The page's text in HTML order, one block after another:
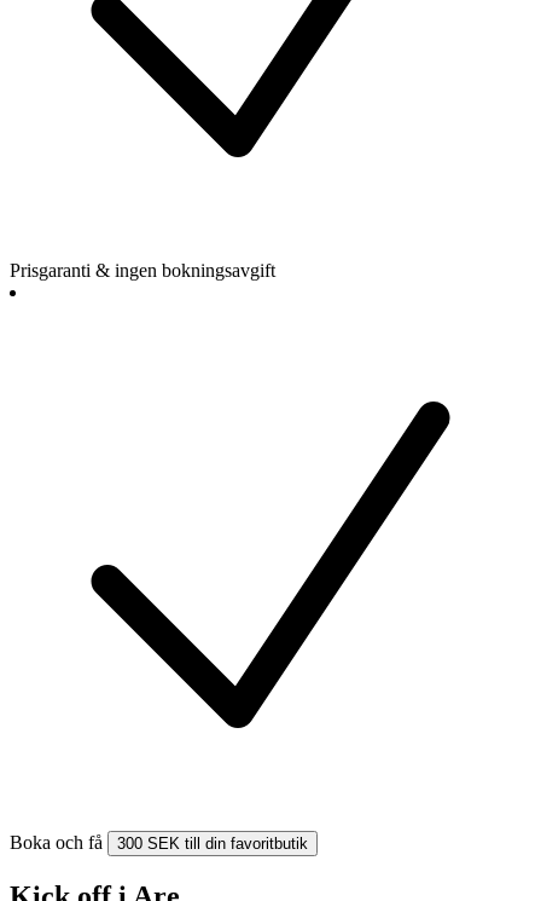
Prisgaranti & ingen bokningsavgift
Boka och få 300 SEK till din favoritbutik